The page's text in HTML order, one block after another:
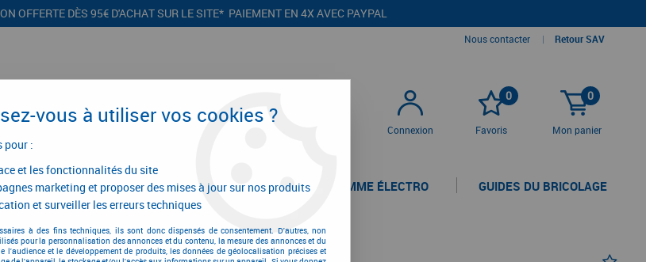
OFFERTE DÈS 95€ D'ACHAT SUR LE SITE* PAIEMENT EN 4X AVEC PAYPAL
Nous contacter | Retour SAV
Connexion
0
Favoris
0
Mon panier
PROMOTIONS LA GAMME ÉLECTRO GUIDES DU BRICOLAGE
vous à utiliser vos cookies ?
pour :
et les fonctionnalités du site
marketing et proposer des mises à jour sur nos produits
et surveiller les erreurs techniques
à des fins techniques, ils sont donc dispensés de consentement. D'autres, non
pour la personnalisation des annonces et du contenu, la mesure des annonces et du
l'audience et le développement de produits, les données de géolocalisation précises et